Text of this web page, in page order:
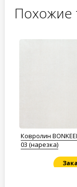
Похожие
Ковролин
03 (нарезка)